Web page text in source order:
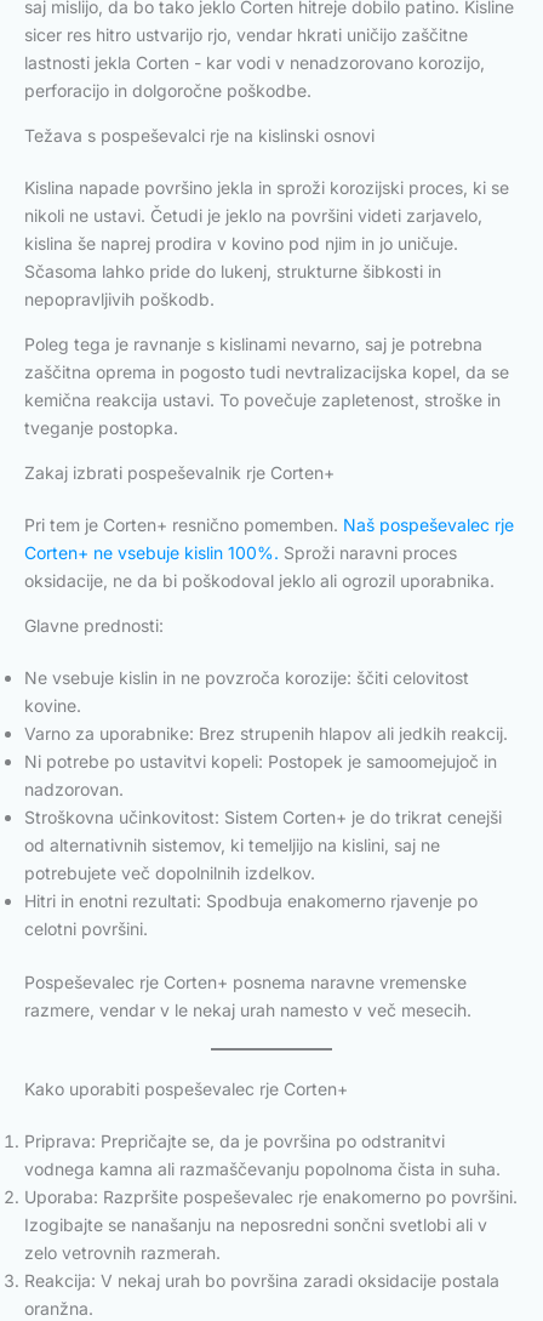
saj mislijo, da bo tako jeklo Corten hitreje dobilo patino. Kisline
sicer res hitro ustvarijo rjo, vendar hkrati uničijo zaščitne
lastnosti jekla Corten - kar vodi v nenadzorovano korozijo,
perforacijo in dolgoročne poškodbe.
Težava s pospeševalci rje na kislinski osnovi
Kislina napade površino jekla in sproži korozijski proces, ki se
nikoli ne ustavi. Četudi je jeklo na površini videti zarjavelo,
kislina še naprej prodira v kovino pod njim in jo uničuje.
Sčasoma lahko pride do lukenj, strukturne šibkosti in
nepopravljivih poškodb.
Poleg tega je ravnanje s kislinami nevarno, saj je potrebna
zaščitna oprema in pogosto tudi nevtralizacijska kopel, da se
kemična reakcija ustavi. To povečuje zapletenost, stroške in
tveganje postopka.
Zakaj izbrati pospeševalnik rje Corten+
Pri tem je Corten+ resnično pomemben. Naš pospeševalec rje
Corten+ ne vsebuje kislin 100%. Sproži naravni proces
oksidacije, ne da bi poškodoval jeklo ali ogrozil uporabnika.
Glavne prednosti:
Ne vsebuje kislin in ne povzroča korozije: ščiti celovitost
kovine.
Varno za uporabnike: Brez strupenih hlapov ali jedkih reakcij.
Ni potrebe po ustavitvi kopeli: Postopek je samoomejujoč in
nadzorovan.
Stroškovna učinkovitost: Sistem Corten+ je do trikrat cenejši
od alternativnih sistemov, ki temeljijo na kislini, saj ne
potrebujete več dopolnilnih izdelkov.
Hitri in enotni rezultati: Spodbuja enakomerno rjavenje po
celotni površini.
Pospeševalec rje Corten+ posnema naravne vremenske
razmere, vendar v le nekaj urah namesto v več mesecih.
Kako uporabiti pospeševalec rje Corten+
Priprava: Prepričajte se, da je površina po odstranitvi
vodnega kamna ali razmaščevanju popolnoma čista in suha.
Uporaba: Razpršite pospeševalec rje enakomerno po površini.
Izogibajte se nanašanju na neposredni sončni svetlobi ali v
zelo vetrovnih razmerah.
Reakcija: V nekaj urah bo površina zaradi oksidacije postala
oranžna.